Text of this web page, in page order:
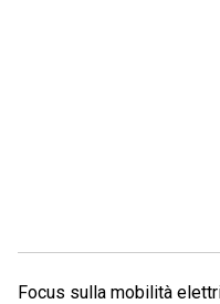
Focus sulla mobilità